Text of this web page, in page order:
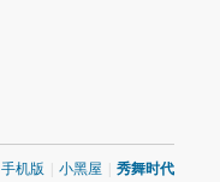
手机版 小黑屋 秀舞时代